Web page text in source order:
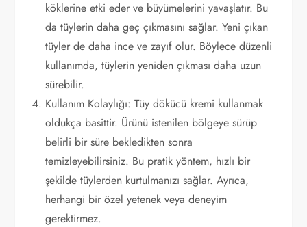
köklerine etki eder ve büyümelerini yavaşlatır. Bu
da tüylerin daha geç çıkmasını sağlar. Yeni çıkan
tüyler de daha ince ve zayıf olur. Böylece düzenli
kullanımda, tüylerin yeniden çıkması daha uzun
sürebilir.
Kullanım Kolaylığı: Tüy dökücü kremi kullanmak
oldukça basittir. Ürünü istenilen bölgeye sürüp
belirli bir süre bekledikten sonra
temizleyebilirsiniz. Bu pratik yöntem, hızlı bir
şekilde tüylerden kurtulmanızı sağlar. Ayrıca,
herhangi bir özel yetenek veya deneyim
gerektirmez.